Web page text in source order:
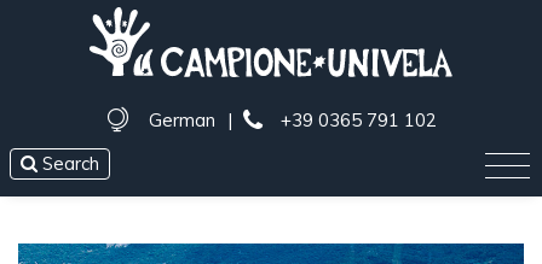
German |
+39 0365 791 102
Search